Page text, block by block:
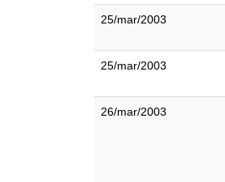
25/mar/2003
25/mar/2003
26/mar/2003